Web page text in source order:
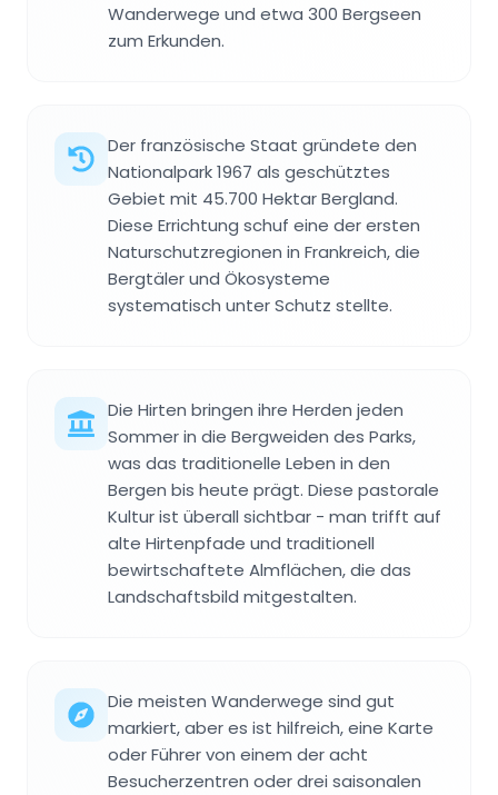
Wanderwege und etwa 300 Bergseen
zum Erkunden.
Der französische Staat gründete den
Nationalpark 1967 als geschütztes
Gebiet mit 45.700 Hektar Bergland.
Diese Errichtung schuf eine der ersten
Naturschutzregionen in Frankreich, die
Bergtäler und Ökosysteme
systematisch unter Schutz stellte.
Die Hirten bringen ihre Herden jeden
Sommer in die Bergweiden des Parks,
was das traditionelle Leben in den
Bergen bis heute prägt. Diese pastorale
Kultur ist überall sichtbar - man trifft auf
alte Hirtenpfade und traditionell
bewirtschaftete Almflächen, die das
Landschaftsbild mitgestalten.
Die meisten Wanderwege sind gut
markiert, aber es ist hilfreich, eine Karte
oder Führer von einem der acht
Besucherzentren oder drei saisonalen